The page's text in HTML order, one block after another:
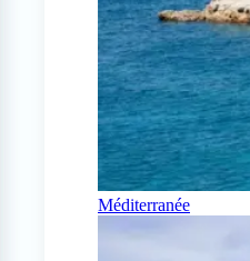
Méditerranée